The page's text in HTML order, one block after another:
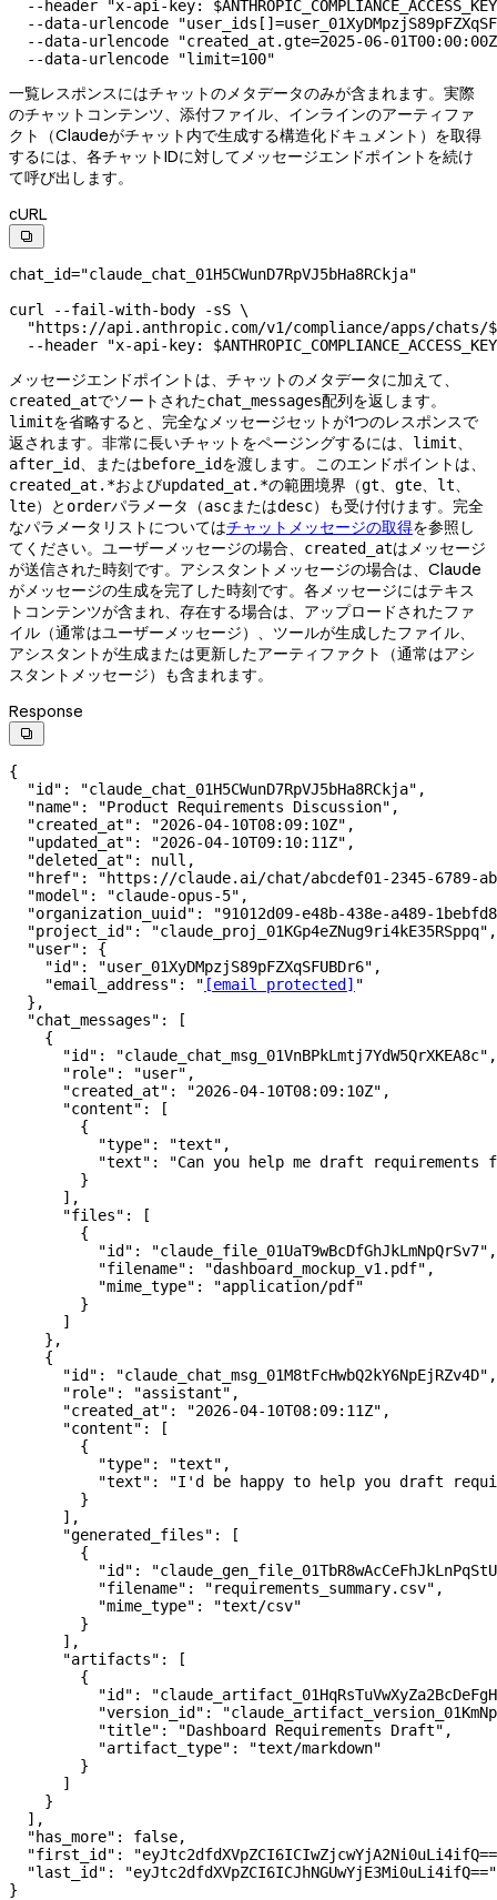
  --header
"x-api-key: $ANTHROPIC_COMPLIANCE_ACCESS_KEY
  --data-urlencode
  --data-urlencode
"created_at.gte=2025-06-
  --data-urlencode
"limit=100"
一覧レスポンスにはチャットのメタデータのみが含まれます。実際
のチャットコンテンツ、添付ファイル、インラインのアーティファ
クト（Claudeがチャット内で生成する構造化ドキュメント）を取得
するには、各チャットIDに対してメッセージエンドポイントを続け
て呼び出します。
cURL

chat_id="claude_chat_01H5CWunD7RpVJ5bHa8RCkja"
curl
--fail-with-body -sS \
  "https://api.anthropic.com/v1/compliance/apps/chats/
  --header
"x-api-key: $ANTHROPIC_COMPLIANCE_ACCESS_KEY
メッセージエンドポイントは、チャットのメタデータに加えて、
created_atでソートされたchat_messages配列を返します。
limitを省略すると、完全なメッセージセットが1つのレスポンスで
返されます。非常に長いチャットをページングするには、
limit、
after_id、またはbefore_idを渡します。このエンドポイントは、
created_at.*およびupdated_at.*の範囲境界（gt、 gte、 lt、
lte）と orderパラメータ（ascまたはdesc）も受け付けます。完全
なパラメータリストについてはチャットメッセージの取得を参照し
てください。ユーザーメッセージの場合、
created_atはメッセージ
が送信された時刻です。アシスタントメッセージの場合は、Claude
がメッセージの生成を完了した時刻です。各メッセージにはテキス
トコンテンツが含まれ、存在する場合は、アップロードされたファ
イル（通常はユーザーメッセージ）、ツールが生成したファイル、
アシスタントが生成または更新したアーティファクト（通常はアシ
スタントメッセージ）も含まれます。
Response

{
  "id"
: "claude_chat_01H5CWunD7RpVJ5bHa8RCkja" ,
  "name"
: "Product Requirements Discussion" ,
  "created_at"
: "2026-04-10T08:09:10Z" ,
  "updated_at"
: "2026-04-10T09:10:11Z" ,
  "deleted_at"
: null ,
  "href"
:
"https://claude.ai/chat/abcdef01-2345-6789-
  "model"
: "claude-opus-5" ,
  "organization_uuid"
:
"91012d09-e48b-438e-a489-
  "project_id"
: "claude_proj_01KGp4eZNug9ri4kE35RSppq" ,
  "user"
: {
    "id"
: "user_01XyDMpzjS89pFZXqSFUBDr6" ,
    "email_address"
: " [email protected] "
  },
  "chat_messages"
: [
    {
      "id"
: "claude_chat_msg_01VnBPkLmtj7YdW5QrXKEA8c" ,
      "role"
: "user" ,
      "created_at"
: "2026-04-10T08:09:10Z" ,
      "content"
: [
        {
          "type"
: "text" ,
          "text"
:
"Can you help me draft requirements
        }
      ],
      "files"
: [
        {
          "id"
: "claude_file_01UaT9wBcDfGhJkLmNpQrSv7" ,
          "filename"
: "dashboard_mockup_v1.pdf" ,
          "mime_type"
:
"application/pdf"
        }
      ]
    },
    {
      "id"
: "claude_chat_msg_01M8tFcHwbQ2kY6NpEjRZv4D" ,
      "role"
: "assistant" ,
      "created_at"
: "2026-04-10T08:09:11Z" ,
      "content"
: [
        {
          "type"
: "text" ,
          "text"
:
"I'd be happy to help you draft
        }
      ],
      "generated_files"
: [
        {
          "id"
:
          "filename"
: "requirements_summary.csv" ,
          "mime_type"
:
"text/csv"
        }
      ],
      "artifacts"
: [
        {
          "id"
:
          "version_id"
:
          "title"
: "Dashboard Requirements Draft" ,
          "artifact_type"
:
"text/markdown"
        }
      ]
    }
  ],
  "has_more"
: false,
  "first_id"
:
  "last_id"
:
"eyJtc2dfdXVpZCI6ICJhNGUwYjE3Mi0uLi4ifQ=="
}